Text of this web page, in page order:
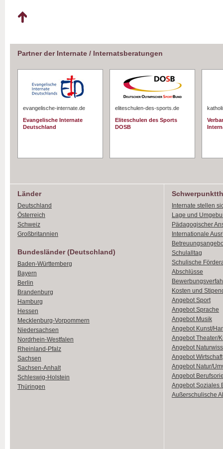
Partner der Internate / Internatsberatungen
evangelische-internate.de
Evangelische Internate
Deutschland
eliteschulen-des-sports.de
Eliteschulen des Sports
DOSB
Länder
Deutschland
Österreich
Schweiz
Großbritannien
Bundesländer (Deutschland)
Baden-Württemberg
Bayern
Berlin
Brandenburg
Hamburg
Hessen
Mecklenburg-Vorpommern
Niedersachsen
Nordrhein-Westfalen
Rheinland-Pfalz
Sachsen
Sachsen-Anhalt
Schleswig-Holstein
Thüringen
Internate stellen
Lage und
Pädagogischer
Internationale
Schulalltag
Schulische
Abschlüsse
Kosten und
Angebot Sport
Angebot Sprache
Angebot Musik
Angebot Kunst/
Angebot Theater/
Angebot
Angebot Wirtschaft
Angebot Natur/
Angebot
Angebot Soziales
Außerschulische